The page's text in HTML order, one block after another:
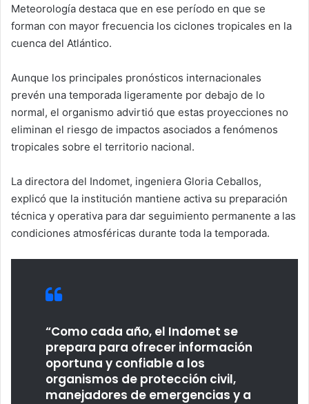
Meteorología destaca que en ese período en que se
forman con mayor frecuencia los ciclones tropicales en la
cuenca del Atlántico.
Aunque los principales pronósticos internacionales
prevén una temporada ligeramente por debajo de lo
normal, el organismo advirtió que estas proyecciones no
eliminan el riesgo de impactos asociados a fenómenos
tropicales sobre el territorio nacional.
La directora del Indomet, ingeniera Gloria Ceballos,
explicó que la institución mantiene activa su preparación
técnica y operativa para dar seguimiento permanente a las
condiciones atmosféricas durante toda la temporada.
“Como cada año, el Indomet se
prepara para ofrecer información
oportuna y confiable a los
organismos de protección civil,
manejadores de emergencias y a